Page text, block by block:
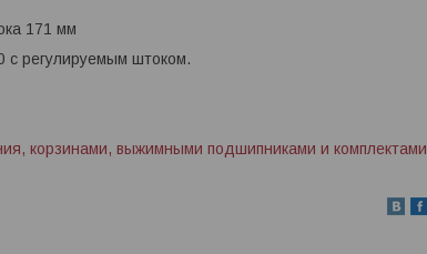
171 мм
с регулируемым штоком.
корзинами, выжимными подшипниками и комплектами